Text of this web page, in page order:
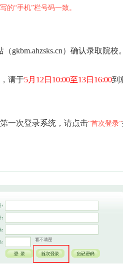
的“手机”栏号码一致。
gkbm.ahzsks.cn）确认录取院
请于5月12日10:00至13日16:00到
一次登录系统，请点击“首次登录”